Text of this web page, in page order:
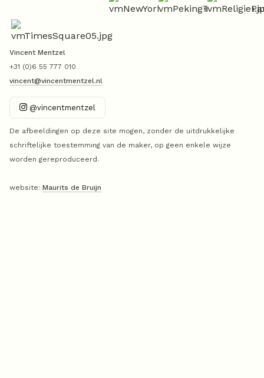
Vincent Mentzel
+31 (0)6 55 777 010
vincent@vincentmentzel.nl
@vincentmentzel
De afbeeldingen op deze site mogen, zonder de uitdrukkelijke
schriftelijke toestemming van de maker, op geen enkele wijze
worden gereproduceerd.
website: Maurits de Bruijn